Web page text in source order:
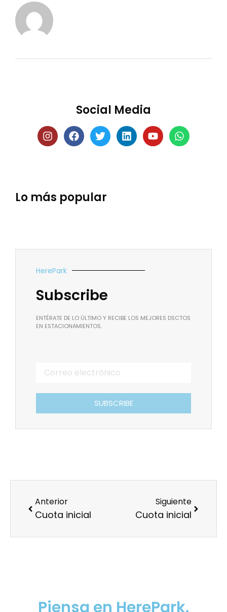
Social Media
Lo más popular
HerePark
Subscribe
ENTÉRATE DE LO ÚLTIMO Y RECIBE LOS MEJORES DSCTOS
EN ESTACIONAMIENTOS.
SUBSCRIBE
Anterior
Cuota inicial
Siguiente
Cuota inicial
Piensa en HerePark.